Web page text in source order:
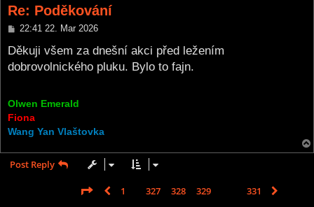
Re: Poděkování
P
s
22:41 22. Mar 2026
Děkuji všem za dnešní akci před ležením
dobrovolnického pluku. Bylo to fajn.
Olwen Emerald
Fiona
Wang Yan Vlaštovka
Post Reply
Page 330 331
Previous
1 327 328 329 331